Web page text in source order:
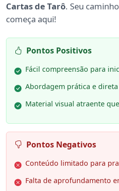
Cartas de Tarô. Seu
começa aqui!
Pontos Positivos
Fácil compreensão para
Abordagem prática e direta
Material visual atraente
Pontos Negativos
Conteúdo limitado para
Falta de aprofundamento